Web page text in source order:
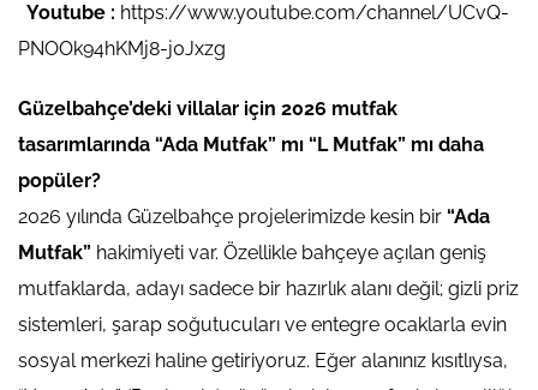
Youtube : https://www.youtube.com/channel/UCvQ-
PNOOk94hKMj8-j0Jxzg
Güzelbahçe’deki villalar için 2026 mutfak
tasarımlarında “Ada Mutfak” mı “L Mutfak” mı daha
popüler?
2026 yılında Güzelbahçe projelerimizde kesin bir “Ada
Mutfak” hakimiyeti var. Özellikle bahçeye açılan geniş
mutfaklarda, adayı sadece bir hazırlık alanı değil; gizli priz
sistemleri, şarap soğutucuları ve entegre ocaklarla evin
sosyal merkezi haline getiriyoruz. Eğer alanınız kısıtlıysa,